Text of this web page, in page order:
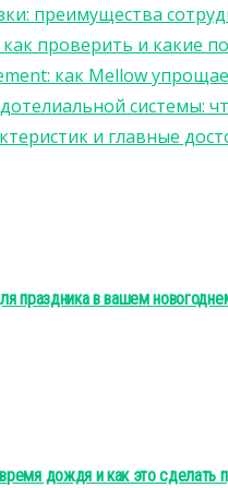
преимущества
проверить и какие
как Mellow
системы:
и главные
праздника в вашем
дождя и как это сделать